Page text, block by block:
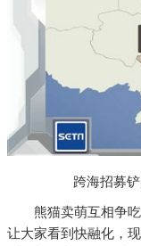
跨海招募
熊猫卖萌互相争
让大家看到快融化，